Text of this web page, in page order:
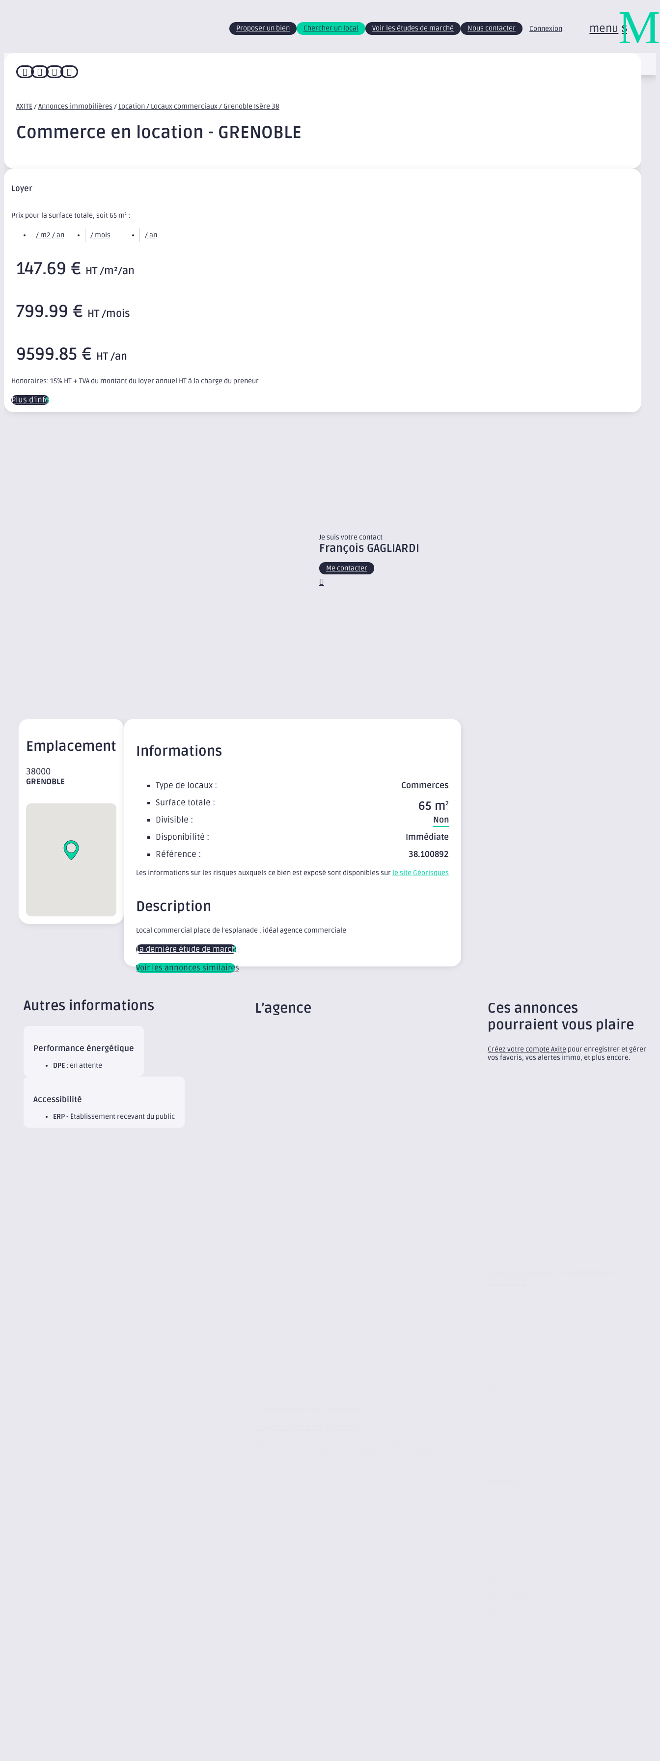
Proposer un bien Chercher un local Voir les études de marché Nous contacter Connexion menu
   
AXITE/Annonces immobilières / Location / Locaux commerciaux / Grenoble Isère 38
Commerce en location - GRENOBLE
Loyer
Prix pour la surface totale, soit 65 m2 :
/ m2 / an / mois / an
147.69 € HT /m²/an
799.99 € HT /mois
9599.85 € HT /an
Honoraires: 15% HT + TVA du montant du loyer annuel HT à la charge du preneur
Plus d'infos
Je suis votre contact
François GAGLIARDI
Me contacter
Emplacement
38000
GRENOBLE
Informations
Type de locaux :
Commerces
Surface totale :
65 m2
Divisible :
Non
Disponibilité :
Immédiate
Référence :
38.100892
Les informations sur les risques auxquels ce bien est exposé sont disponibles sur le site Géorisques
Description
Local commercial place de l'esplanade , idéal agence commerciale
La dernière étude de marché
Voir les annonces similaires
Autres informations
Performance énergétique
DPE : en attente
Accessibilité
ERP- Établissement recevant du public
L’agence
Ces annonces
pourraient vous plaire
Créez votre compte Axite pour enregistrer et gérer
vos favoris, vos alertes immo, et plus encore.
M